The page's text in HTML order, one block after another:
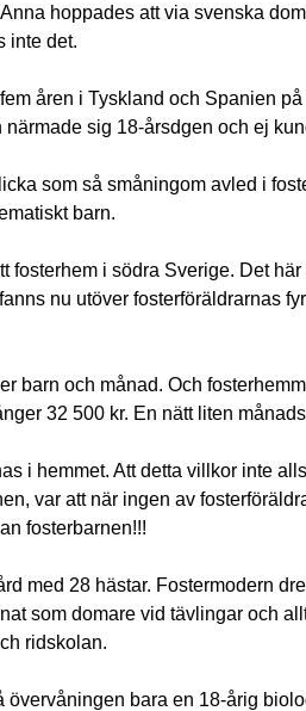
hoppades att via svenska
inte det.
åren i Tyskland och Spanien
sig 18-årsdgen och ej
som så småningom avled i
barn.
i södra Sverige. Det
nu utöver fosterföräldrarnas
barn och månad. Och
32 500 kr. En nätt liten
i hemmet. Att detta villkor inte
var att när ingen av
fosterbarnen!!!
med 28 hästar. Fostermodern
som domare vid tävlingar och
ridskolan.
bara en 18-årig